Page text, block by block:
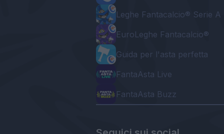
Leghe Fantacalcio® Serie A
EuroLeghe Fantacalcio®
Guida per l'asta perfetta
FantaAsta Live
FantaAsta Buzz